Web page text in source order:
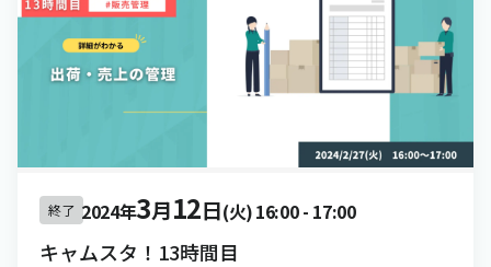
終了 2024年3月12日(火)16:00- 17:00
キャムスタ！13時間目